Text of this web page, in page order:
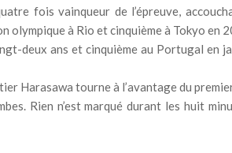
fois vainqueur de l’épreuve,
olympique à Rio et cinquième à Tokyo en
deux ans et cinquième au Portugal en
Harasawa tourne à l’avantage du
Rien n’est marqué durant les huit